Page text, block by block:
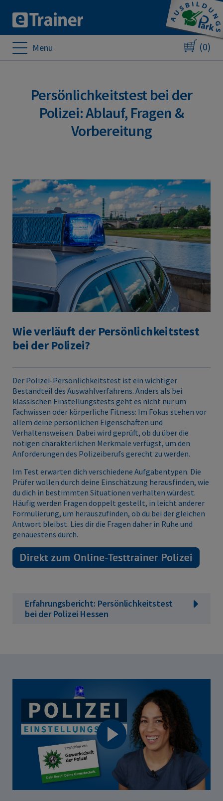
Menu (0)
Persönlichkeitstest bei der
Polizei: Ablauf, Fragen &
Vorbereitung
Wie verläuft der Persönlichkeitstest
bei der Polizei?
Der Polizei-Persönlichkeitstest ist ein wichtiger
Bestandteil des Auswahlverfahrens. Anders als bei
klassischen Einstellungstests geht es nicht nur um
Fachwissen oder körperliche Fitness: Im Fokus stehen vor
allem deine persönlichen Eigenschaften und
Verhaltensweisen. Dabei wird geprüft, ob du über die
nötigen charakterlichen Merkmale verfügst, um den
Anforderungen des Polizeiberufs gerecht zu werden.
Im Test erwarten dich verschiedene Aufgabentypen. Die
Prüfer wollen durch deine Einschätzung herausfinden, wie
du dich in bestimmten Situationen verhalten würdest.
Häufig werden Fragen doppelt gestellt, in leicht anderer
Formulierung, um herauszufinden, ob du bei der gleichen
Antwort bleibst. Lies dir die Fragen daher in Ruhe und
genauestens durch.
Erfahrungsbericht: Persönlichkeitstest
bei der Polizei Hessen